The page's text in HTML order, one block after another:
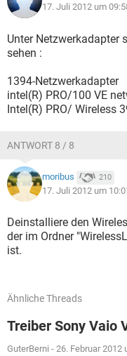
17. Juli 2012 um
Unter Netzwerkadapter
sehen :
1394-Netzwerkadapter
intel(R) PRO/100 VE
Intel(R) PRO/ Wireless
ANTWORT 8 / 8
moribus 210
17. Juli 2012 um
Deinstalliere den
der im Ordner
ist.
Ähnliche Threads
Treiber Sony Vaio
GuterBerni - 26. Februar 2012